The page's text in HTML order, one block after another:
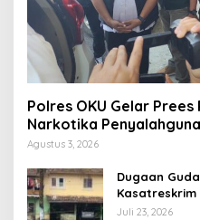
Polres OKU Gelar Prees
Narkotika
Korupsi
Agustus 3, 2026
Dugaan
Kasatreskrim
Pasang Police
Juli 23, 2026